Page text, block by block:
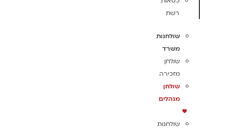
רשת
שולחנות
משרד
שולחן
מזכירה
שולחן
מנהלים
שולחנות